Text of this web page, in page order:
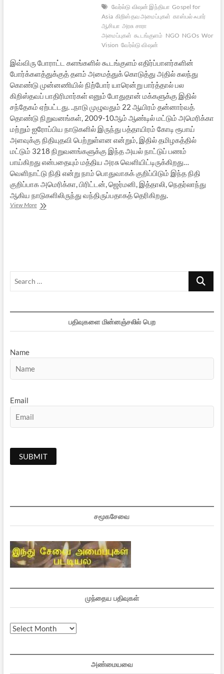
வேர்ல்டு விஷன் இந்தியா Gospel for
Asia கிறிஸ்தவ அமைப்புகள் காஸ்பல் ஃபார்
ஆசியா அரசு சாரா
அமைப்புகள் கூடங்குளம் NGO NGOs World
Vision வேர்ல்டு விஷன்
இவ்விரு போராட்ட களங்களில் கூடங்குளம் எதிர்ப்பாளர்களின்
போர்க்களத்துக்குத் தளம் அமைத்துக் கொடுத்து அதில் கலந்து
கொண்டு முன்னணியில் நிற்போர் யாரென்று பார்த்தால் பல
கிறிஸ்தவப் பாதிரிமார்கள் எனும் போதுதான் மக்களுக்கு இதில்
சந்தேகம் ஏற்பட்டது. ..நாடு முழுவதும் 22 ஆயிரம் தன்னார்வத்
தொண்டு நிறுவனங்கள், 2009-10ஆம் ஆண்டில் மட்டும் அமெரிக்கா
மற்றும் ஐரோப்பிய நாடுகளில் இருந்து பத்தாயிரம் கோடி ரூபாய்
அளவுக்கு நிதியுதவி பெற்றுள்ளன என்றும், இதில் தமிழகத்தில்
மட்டும் 3218 நிறுவனங்களுக்கு இந்த அயல் நாட்டுப் பணம்
பாய்கிறது என்பதையும் மத்திய அரசு வெளியிட்டிருக்கிறது…
வெளிநாட்டு நிதி என்று நாம் பொதுவாகக் குறிப்பிடும் இந்த நிதி
குறிப்பாக அமெரிக்கா, பிரிட்டன், ஜெர்மனி, இத்தாலி, நெதர்லாந்து
ஆகிய நாடுகளிலிருந்து வந்திருப்பதாகத் தெரிகிறது.
View Moreபுனித
Search
பதிவுகளை மின்னஞ்சலில் பெற
Name
Email
சமூகசேவை
முந்தைய பதிவுகள்
முந்தைய
அண்மையவை